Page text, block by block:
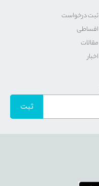
ثبت درخواست
اقساطی
مقالات
اخبار